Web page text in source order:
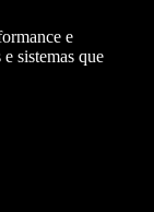
e
sistemas que